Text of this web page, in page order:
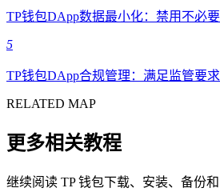
TP钱包DApp数据最小化：禁用不必
5
TP钱包DApp合规管理：满足监管要
RELATED MAP
更多相关教程
继续阅读 TP 钱包下载、安装、备份